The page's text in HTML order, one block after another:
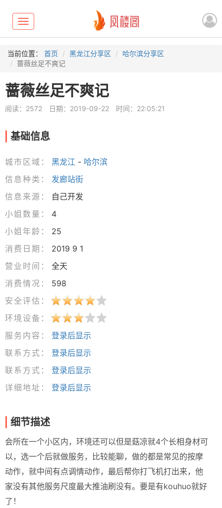
Toggle
navigation
当前位置： 首页 黑龙江分享区
哈尔滨分享区
蔷薇丝足不爽记
蔷薇丝足不爽记
阅读：2572 日期：2019-09-22 时间：22:05:21
基础信息
城市区域： 黑龙江 - 哈尔滨
信息种类：
发廊站街
信息来源：
自己开发
小姐数量：
4
小姐年龄：
25
消费日期：
2019 9 1
营业时间：
全天
消费情况：
598
安全评估：
环境设备：
服务内容：
登录后显示
联系方式：
登录后显示
联系方式：
登录后显示
详细地址：
登录后显示
细节描述
会所在一个小区内，环境还可以但是菇凉就4个长相身材可
以，选一个后就做服务，比较能聊，做的都是常见的按摩
动作，就中间有点调情动作，最后帮你打飞机打出来，他
家没有其他服务尺度最大推油刷没有。要是有kouhuo就好
了！